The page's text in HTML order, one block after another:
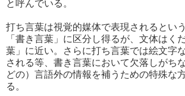
と呼んでいる。
打ち言葉は視覚的媒体で表現されるとい
「書き言葉」に区分し得るが、文体はく
葉」に近い。さらに打ち言葉では絵文字
される等、書き言葉において欠落しがち
どの）言語外の情報を補うための特殊な
る。